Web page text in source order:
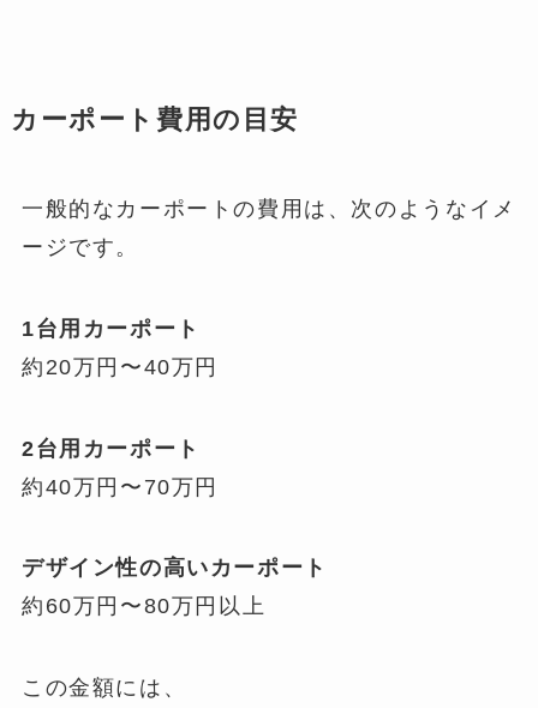
カーポート費用の目安
一般的なカーポートの費用は、次のようなイメ
ージです。
1台用カーポート
約20万円〜40万円
2台用カーポート
約40万円〜70万円
デザイン性の高いカーポート
約60万円〜80万円以上
この金額には、